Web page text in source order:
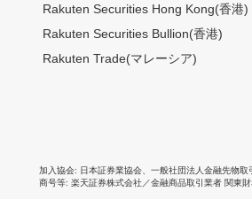
Rakuten Securities Hong Kong(香港)
Rakuten Securities Bullion(香港)
Rakuten Trade(マレーシア)
加入協会 日本証券業協会 一般社団法人金融先物取
商号等 楽天証券株式会社／金融商品取引業者 関東